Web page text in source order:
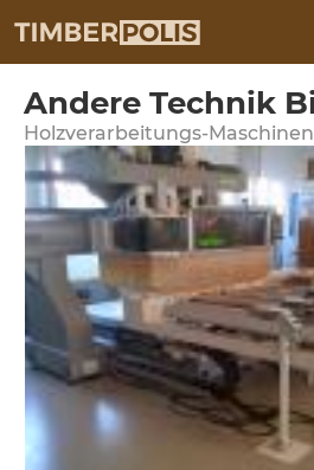
Andere Technik
Holzverarbeitungs-Maschinen